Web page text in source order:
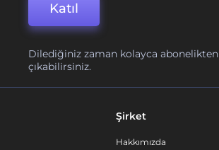
Katıl
Dilediğiniz zaman kolayca abonelikten
çıkabilirsiniz.
Şirket
Hakkımızda